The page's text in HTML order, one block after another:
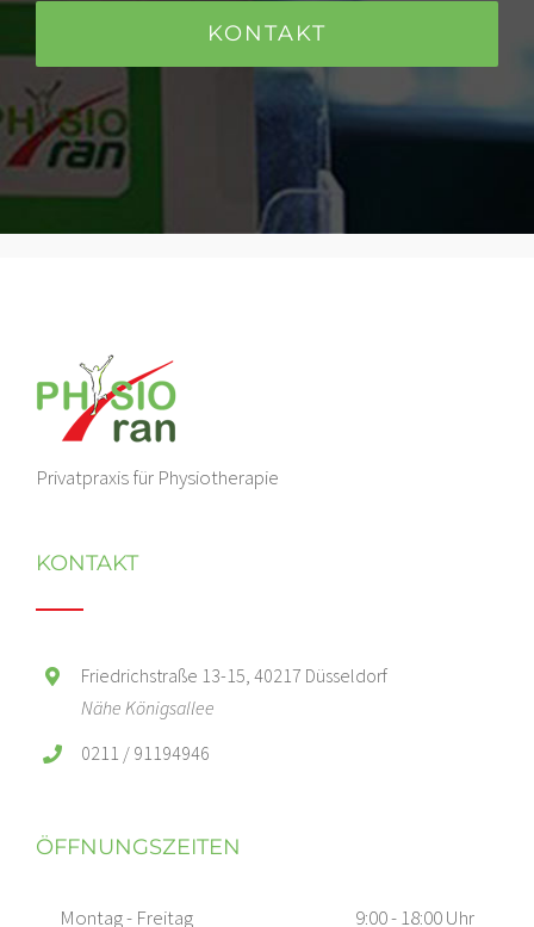
KONTAKT
Privatpraxis für Physiotherapie
KONTAKT
Friedrichstraße 13-15, 40217 Düsseldorf
Nähe Königsallee
0211 / 91194946
ÖFFNUNGSZEITEN
Montag - Freitag 9:00 - 18:00 Uhr